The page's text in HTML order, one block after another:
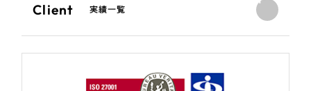
Client 実績一覧